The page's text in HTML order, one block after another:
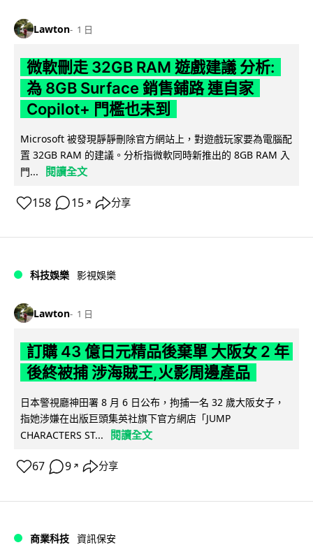
Lawton 1 日
微軟刪走 32GB RAM 遊戲建議 分析:
為 8GB Surface 銷售鋪路 連自家
Copilot+ 門檻也未到
Microsoft 被發現靜靜刪除官方網站上，對遊戲玩家要為電腦配
置 32GB RAM 的建議。分析指微軟同時新推出的 8GB RAM 入
門...
閱讀全文
158 15 ↗ 分享
科技娛樂 影視娛樂
Lawton 1 日
訂購 43 億日元精品後棄單 大阪女 2 年
後終被捕 涉海賊王,火影周邊產品
日本警視廳神田署 8 月 6 日公布，拘捕一名 32 歲大阪女子，
指她涉嫌在出版巨頭集英社旗下官方網店「JUMP
CHARACTERS ST...
閱讀全文
67 9 ↗ 分享
商業科技 資訊保安